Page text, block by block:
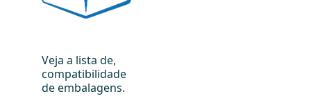
Veja a lista de,
compatibilidade
de embalagens.